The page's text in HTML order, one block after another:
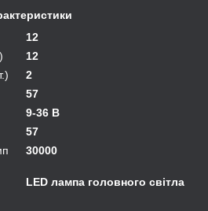
12
12
2
57
9-36 В
57
30000
LED лампа головного світла